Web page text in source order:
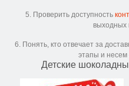
5. Проверить доступность
выходных
6. Понять, кто отвечает за
этапы и несем
Детские